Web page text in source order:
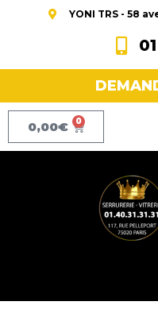
YONI TRS - 58
0,00€ 0